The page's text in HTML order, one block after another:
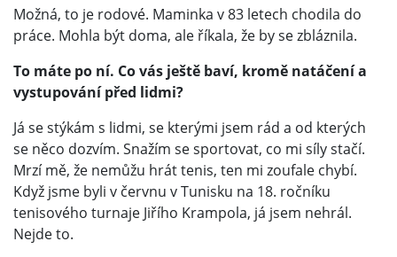
Možná, to je rodové. Maminka v 83 letech chodila do
práce. Mohla být doma, ale říkala, že by se zbláznila.
To máte po ní. Co vás ještě baví, kromě natáčení a
vystupování před lidmi?
Já se stýkám s lidmi, se kterými jsem rád a od kterých
se něco dozvím. Snažím se sportovat, co mi síly stačí.
Mrzí mě, že nemůžu hrát tenis, ten mi zoufale chybí.
Když jsme byli v červnu v Tunisku na 18. ročníku
tenisového turnaje Jiřího Krampola, já jsem nehrál.
Nejde to.